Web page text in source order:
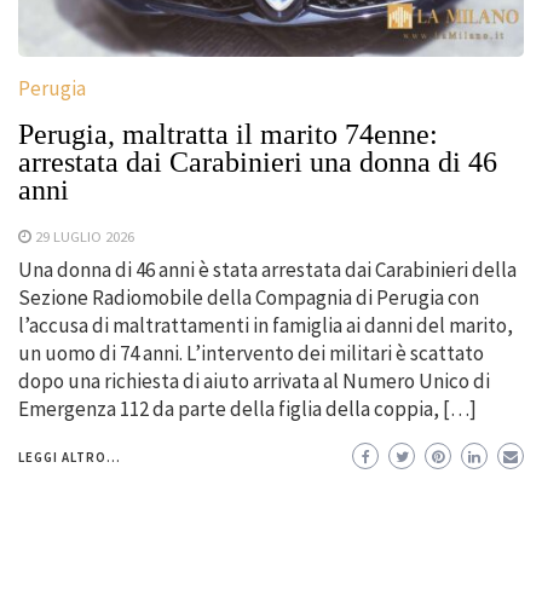
Perugia
Perugia, maltratta il marito 74enne:
arrestata dai Carabinieri una donna di 46
anni
29 LUGLIO 2026
Una donna di 46 anni è stata arrestata dai Carabinieri della
Sezione Radiomobile della Compagnia di Perugia con
l’accusa di maltrattamenti in famiglia ai danni del marito,
un uomo di 74 anni. L’intervento dei militari è scattato
dopo una richiesta di aiuto arrivata al Numero Unico di
Emergenza 112 da parte della figlia della coppia, […]
LEGGI ALTRO...